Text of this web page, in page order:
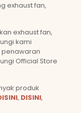
exhaust fan,
exhaust fan,
kami
Official Store
produk
, DISINI,